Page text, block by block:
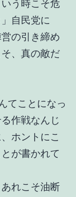
う時こそ危
自民党に
の引き締め
、真の敵だ
てことになっ
作戦なんじ
ホントにこ
が書かれて
れこそ油断